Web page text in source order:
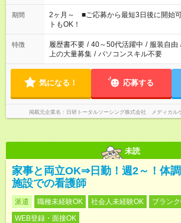
「家族とお休みを合わせたい」 「でき
など、あなたのご希望に沿ったお仕事をご紹
ーク希望の方へ 今ご覧のお仕事で希望す
のお仕事の勤務時間。 合計で週40時間
ません
期間
2ヶ月～ ■ご応募から最短3日後に開始
トもOK！
特徴 履歴書不要 / 40～50代活躍中 / 服装自由
上の大量募集 / パソコンスキル不要
気になる！ 応募する
掲載元企業名 日研トータルソーシング株式会社 メディカ
未読
家事と両立OK⇒日勤！週2～！体
施設での看護師
派遣 職種未経験OK 社会人未経験OK
ブラン
WEB登録・面接OK